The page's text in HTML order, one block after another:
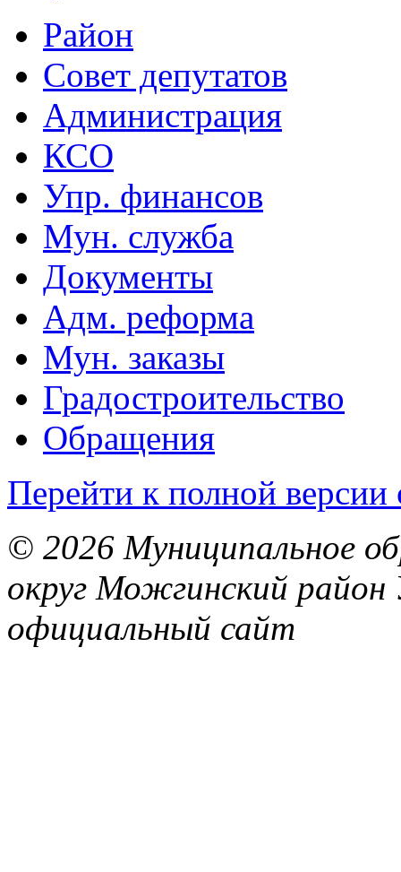
Район
Совет депутатов
Администрация
КСО
Упр. финансов
Мун. служба
Документы
Адм. реформа
Мун. заказы
Градостроительство
Обращения
Перейти к полной версии
© 2026 Муниципальное
округ Можгинский район
официальный сайт